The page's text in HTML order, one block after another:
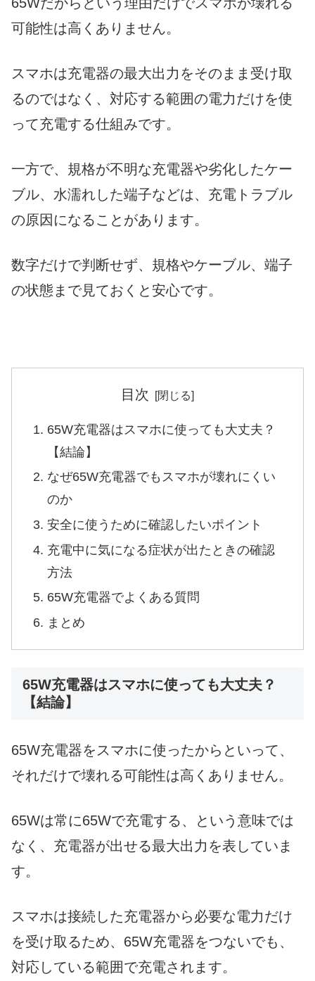
可能性は高くありません。
スマホは充電器の最大出力をそのまま受け取
るのではなく、対応する範囲の電力だけを使
って充電する仕組みです。
一方で、規格が不明な充電器や劣化したケー
ブル、水濡れした端子などは、充電トラブル
の原因になることがあります。
数字だけで判断せず、規格やケーブル、端子
の状態まで見ておくと安心です。
目次
65W充電器はスマホに使っても大丈夫？
【結論】
なぜ65W充電器でもスマホが壊れにくい
のか
安全に使うために確認したいポイント
充電中に気になる症状が出たときの確認
方法
65W充電器でよくある質問
まとめ
65W充電器はスマホに使っても大丈夫？
【結論】
65W充電器をスマホに使ったからといって、
それだけで壊れる可能性は高くありません。
65Wは常に65Wで充電する、という意味では
なく、充電器が出せる最大出力を表していま
す。
スマホは接続した充電器から必要な電力だけ
を受け取るため、65W充電器をつないでも、
対応している範囲で充電されます。